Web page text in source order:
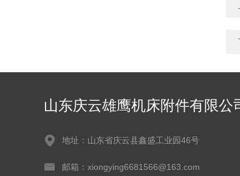
山东庆云雄鹰机床附件有限公
地址：山东省庆云县鑫盛工业园46号
邮箱：xiongying6681566@163.com